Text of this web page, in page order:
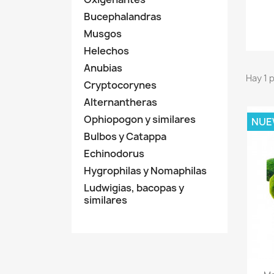
Bucephalandras
Musgos
Helechos
Anubias
Cryptocorynes
Alternantheras
Ophiopogon y similares
Bulbos y Catappa
Echinodorus
Hygrophilas y Nomaphilas
Ludwigias, bacopas y
similares
Hay 1